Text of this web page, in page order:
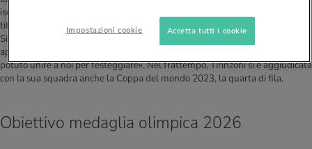
isolata in una piccola stanza d'hotel per quattro settimane e festeggiò il
titolo mondiale solo in privato, ma in un clima di festa, nella propria stanza.
Silvana afferma: «Abbiamo brindato, cantato e ballato lasciando le porte
aperte ma, a causa delle restrizioni dovute al coronavirus, nessuno si è
potuto unire a noi per festeggiare». Nel frattempo, Tirinzoni si è aggiudicata
con la sua squadra anche la Coppa del mondo 2023, la quarta di fila.
Obiettivo medaglia olimpica 2026
Impostazioni cookie Accetta tutti i cookie